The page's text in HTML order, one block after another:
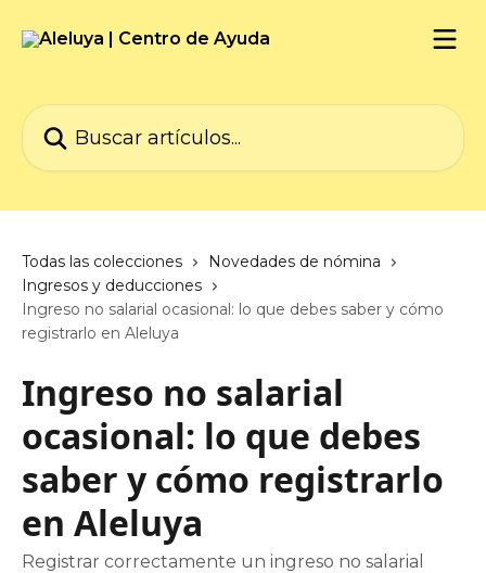
Buscar artículos...
Todas las colecciones
Novedades de nómina
Ingresos y deducciones
Ingreso no salarial ocasional: lo que debes saber y cómo
registrarlo en Aleluya
Ingreso no salarial
ocasional: lo que debes
saber y cómo registrarlo
en Aleluya
Registrar correctamente un ingreso no salarial